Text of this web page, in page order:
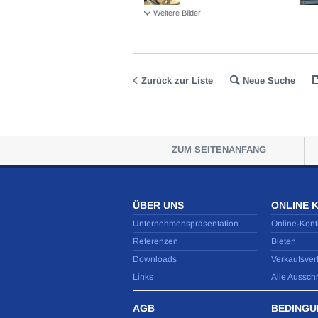
Weitere Bilder
Zurück zur Liste Neue Suche
ZUM SEITENANFANG
ÜBER UNS
Unternehmenspräsentation
Referenzen
Downloads
Links
ONLINE
Online-
Bieten
Alle
AGB